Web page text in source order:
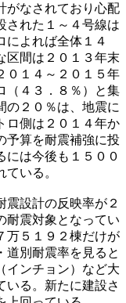
がなされており心配
された１～４号線は
によれば全体１４
区間は２０１３年末
０１４～２０１５年
（４３．８％）と集
の２０％は、地震に
ロ側は２０１４年か
予算を耐震補強に投
には今後も１５００
いる。
震設計の反映率が２
耐震対象となってい
万５１９２棟だけが
道別耐震率を見ると
インチョン）など大
いる。新たに建設さ